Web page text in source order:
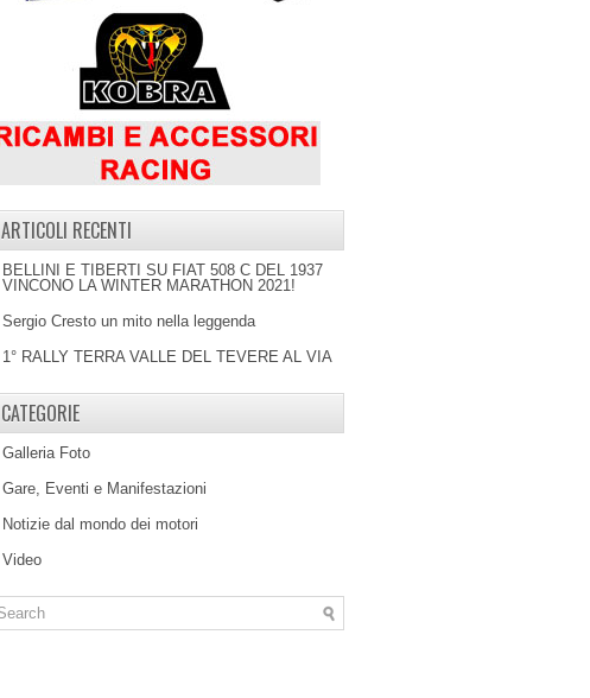
ARTICOLI RECENTI
BELLINI E TIBERTI SU FIAT 508 C DEL 1937
VINCONO LA WINTER MARATHON 2021!
Sergio Cresto un mito nella leggenda
1° RALLY TERRA VALLE DEL TEVERE AL VIA
CATEGORIE
Galleria Foto
Gare, Eventi e Manifestazioni
Notizie dal mondo dei motori
Video